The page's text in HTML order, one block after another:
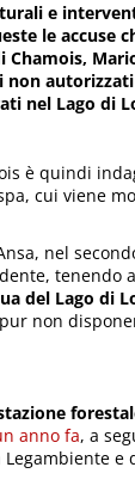
e
le accuse
Chamois,
autorizzati
nel Lago di
è quindi
cui viene
nel
tenendo
del Lago di
non
anno fa, a
e